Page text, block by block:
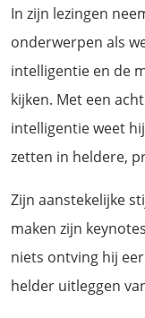
In zijn lezingen
onderwerpen als
intelligentie en de
kijken. Met een
intelligentie weet
zetten in heldere,
Zijn aanstekelijke
maken zijn
niets ontving hij
helder uitleggen